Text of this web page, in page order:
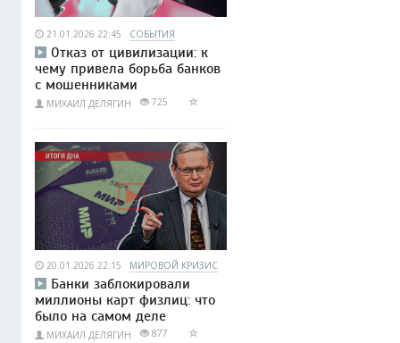
21.01.2026 22:45 СОБЫТИЯ
Отказ от цивилизации: к
чему привела борьба банков
с мошенниками
МИХАИЛ ДЕЛЯГИН 725
20.01.2026 22:15 МИРОВОЙ КРИЗИС
Банки заблокировали
миллионы карт физлиц: что
было на самом деле
МИХАИЛ ДЕЛЯГИН 877